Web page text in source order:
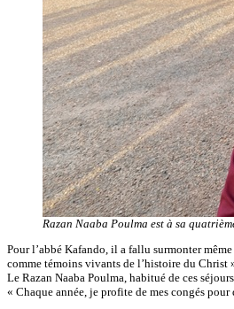
Razan Naaba Poulma est à sa
Pour l’abbé Kafando, il a fallu surmonter
comme témoins vivants de l’histoire du Christ
Le Razan Naaba Poulma, habitué de ces
« Chaque année, je profite de mes congés